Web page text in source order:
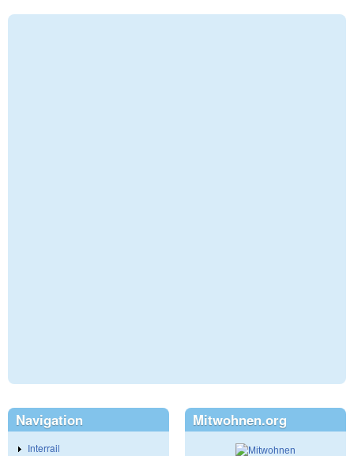
Navigation
Interrail
Mitwohnen.org